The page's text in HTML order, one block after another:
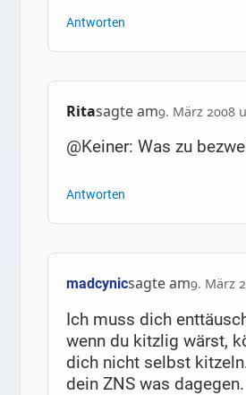
Antworten
Ritasagte am9. März 2008
@Keiner: Was zu
Antworten
madcynicsagte am9. März
Ich muss dich
wenn du kitzlig wärst,
dich nicht selbst
dein ZNS was